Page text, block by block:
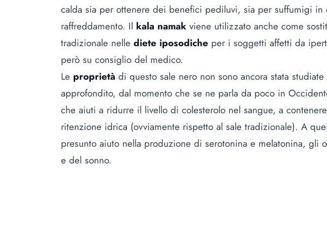
calda sia per ottenere dei benefici pediluvi, sia per suffumigi in
raffreddamento. Il kala namak viene utilizzato anche come
tradizionale nelle diete iposodiche per i soggetti affetti da
però su consiglio del medico.
Le proprietà di questo sale nero non sono ancora stata
approfondito, dal momento che se ne parla da poco in
che aiuti a ridurre il livello di colesterolo nel sangue, a
ritenzione idrica (ovviamente rispetto al sale tradizionale). A
presunto aiuto nella produzione di serotonina e melatonina, gli
e del sonno.